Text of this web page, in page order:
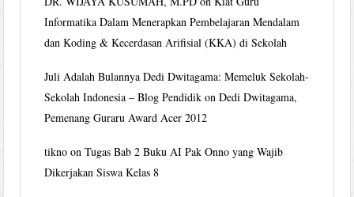
Informatika Dalam Menerapkan Pembelajaran Mendalam
dan Koding & Kecerdasan Arifisial (KKA) di Sekolah
Juli Adalah Bulannya Dedi Dwitagama: Memeluk Sekolah-
Sekolah Indonesia – Blog Pendidik onDedi Dwitagama,
Pemenang Guraru Award Acer 2012
tikno onTugas Bab 2 Buku AI Pak Onno yang Wajib
Dikerjakan Siswa Kelas 8